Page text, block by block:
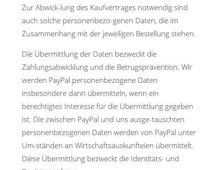
Zur Abwick-lung des Kaufvertrages notwendig sind
auch solche personenbezo-genen Daten, die im
Zusammenhang mit der jeweiligen Bestellung stehen.
Die Übermittlung der Daten bezweckt die
Zahlungsabwicklung und die Betrugsprävention. Wir
werden PayPal personenbezogene Daten
insbesondere dann übermitteln, wenn ein
berechtigtes Interesse für die Übermittlung gegeben
ist. Die zwischen PayPal und uns ausge-tauschten
personenbezogenen Daten werden von PayPal unter
Um-ständen an Wirtschaftsauskunfteien übermittelt.
Diese Übermittlung bezweckt die Identitäts- und